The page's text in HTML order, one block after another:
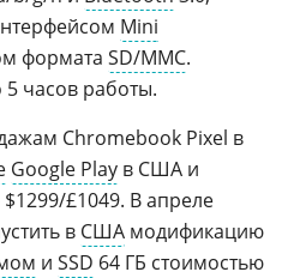
Mini
формата SD/MMC.
5 часов работы.
Chromebook Pixel в
Google Play в США и
£1049. В апреле
в США модификацию
и SSD 64 ГБ стоимостью